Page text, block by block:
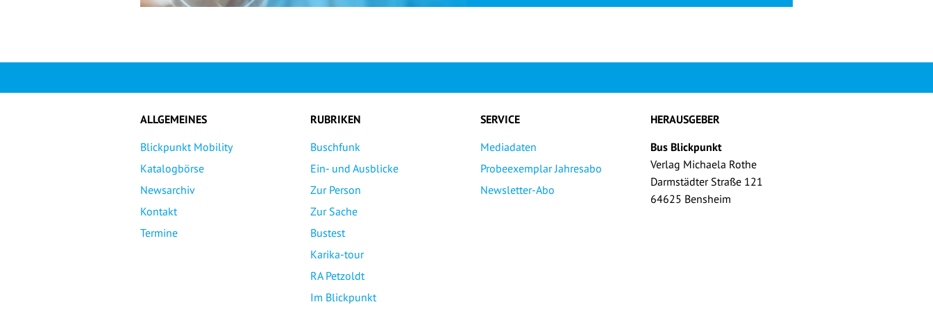
ALLGEMEINES
Blickpunkt Mobility
Katalogbörse
Newsarchiv
Kontakt
Termine
RUBRIKEN
Buschfunk
Ein- und Ausblicke
Zur Person
Zur Sache
Bustest
Karika-tour
RA Petzoldt
Im Blickpunkt
SERVICE
Mediadaten
Probeexemplar Jahresabo
Newsletter-Abo
HERAUSGEBER
Bus Blickpunkt
Verlag Michaela Rothe
Darmstädter Straße 121
64625 Bensheim